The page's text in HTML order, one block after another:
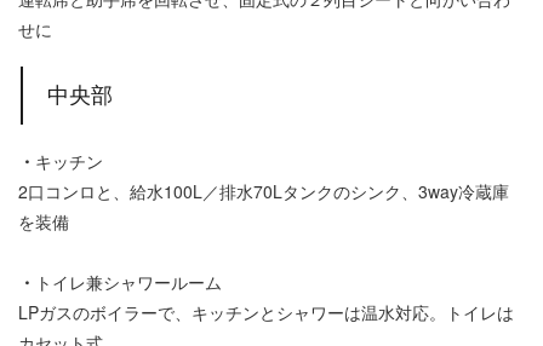
せに
中央部
・ キッチン
2口コンロと、給水100L／排水70Lタンクのシンク、3way冷蔵庫
を装備
・ トイレ兼シャワールーム
LPガスのボイラーで、キッチンとシャワーは温水対応。トイレは